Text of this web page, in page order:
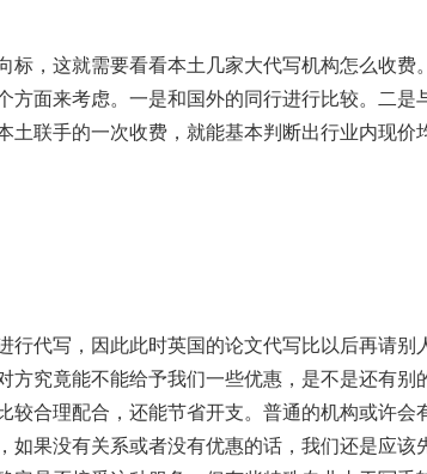
，这就需要看看本土几家大代写机构怎么收费。
方面来考虑。一是和国外的同行进行比较。二是
土联手的一次收费，就能基本判断出行业内现价
代写，因此此时英国的论文代写比以后再请别
究竟能不能给予我们一些优惠，是不是还有别
较合理配合，还能节省开支。普通的机构或许会
如果没有关系或者没有优惠的话，我们还是应该